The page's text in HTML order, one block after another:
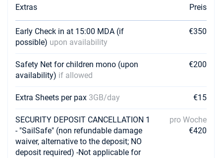
Extras Preis
Early Check in at 15:00 MDA (if
possible) upon availability
€350
Safety Net for children mono (upon
availability) if allowed
€200
Extra Sheets per pax 3GB/day €15
SECURITY DEPOSIT CANCELLATION 1
- "SailSafe" (non refundable damage
waiver, alternative to the deposit; NO
deposit required) -Not applicable for
pro Woche
€420